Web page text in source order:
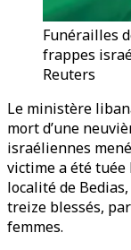
Funérailles
frappes
Reuters
Le ministère
mort d’une
israéliennes
victime a été tuée
localité de
treize blessés,
femmes.